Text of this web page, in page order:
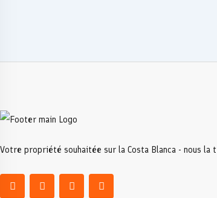
Votre propriété souhaitée sur la Costa Blanca - nous la